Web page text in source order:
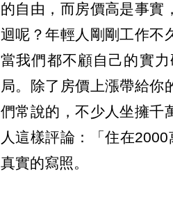
的自由，而房價高是事實
迴呢？年輕人剛剛工作不
當我們都不顧自己的實
局。除了房價上漲帶給你
們常說的，不少人坐擁千
人這樣評論：「住在
真實的寫照。